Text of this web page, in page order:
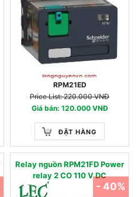
RPM21ED
Price List: 220.000 VNĐ
Giá bán: 120.000 VNĐ
ĐẶT HÀNG
Relay nguồn RPM21FD Power
relay 2 CO 110 V DC
- 40%